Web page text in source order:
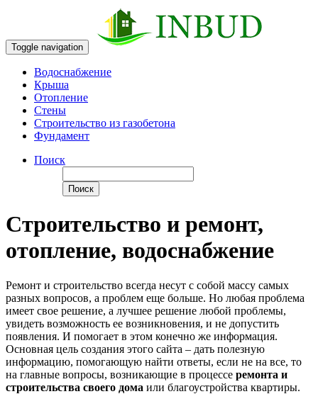
Toggle navigation
Водоснабжение
Крыша
Отопление
Стены
Строительство из газобетона
Фундамент
Поиск
Поиск
Строительство и ремонт,
отопление, водоснабжение
Ремонт и строительство всегда несут с собой массу самых
разных вопросов, а проблем еще больше. Но любая проблема
имеет свое решение, а лучшее решение любой проблемы,
увидеть возможность ее возникновения, и не допустить
появления. И помогает в этом конечно же информация.
Основная цель создания этого сайта – дать полезную
информацию, помогающую найти ответы, если не на все, то
на главные вопросы, возникающие в процессе ремонта и
строительства своего дома или благоустройства квартиры.